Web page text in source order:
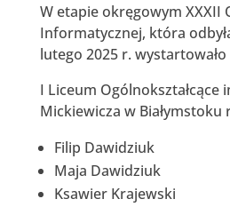
W etapie okręgowym XXXII
Informatycznej, która
lutego 2025 r.
I Liceum Ogólnokształcące
Mickiewicza w
Filip Dawidziuk
Maja Dawidziuk
Ksawier Krajewski